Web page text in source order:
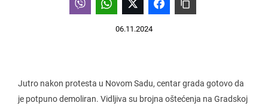
06.11.2024
Jutro nakon protesta u Novom Sadu, centar grada gotovo da
je potpuno demoliran. Vidljiva su brojna oštećenja na Gradskoj